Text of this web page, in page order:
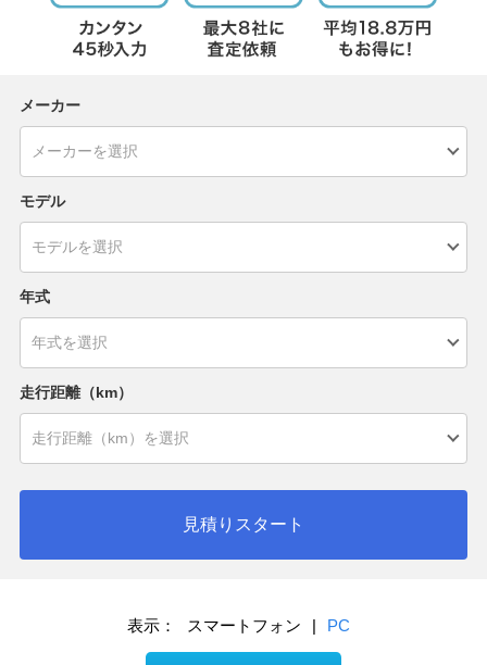
メーカー
モデル
年式
走行距離（km）
見積りスタート
表示： スマートフォン | PC